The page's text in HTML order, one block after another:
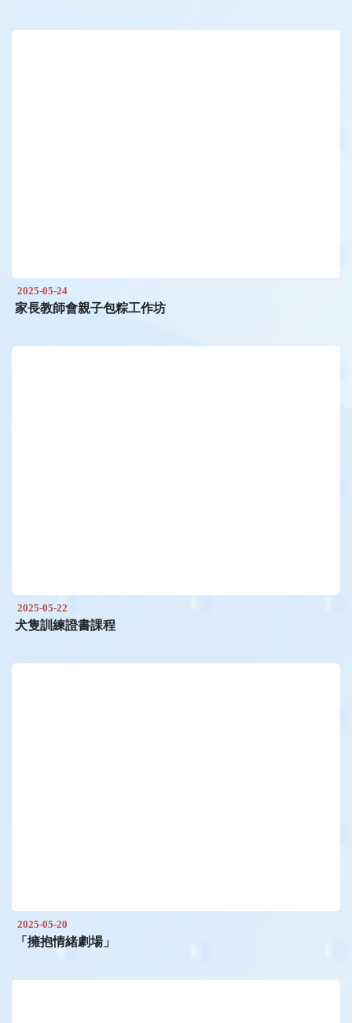
2025-05-24
家長教師會親子包粽工作坊
2025-05-22
犬隻訓練證書課程
2025-05-20
「擁抱情緒劇場」